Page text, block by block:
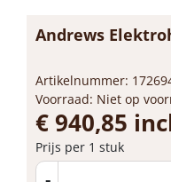
Andrews
Artikelnummer:
Voorraad: Niet op
€ 940,85
Prijs per 1 stuk